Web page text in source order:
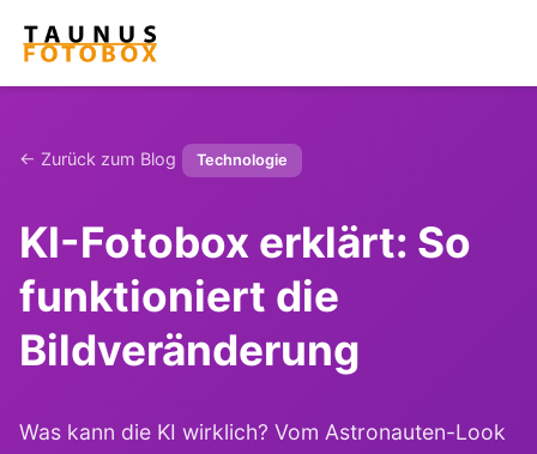
← Zurück zum Blog Technologie
KI-Fotobox erklärt: So
funktioniert die
Bildveränderung
Was kann die KI wirklich? Vom Astronauten-Look